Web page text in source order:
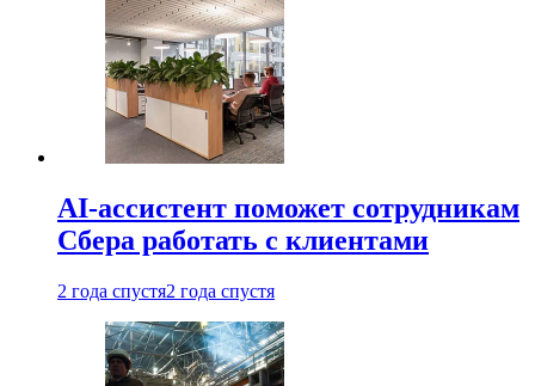
AI-ассистент поможет сотрудникам
Сбера работать с клиентами
2 года спустя2 года спустя